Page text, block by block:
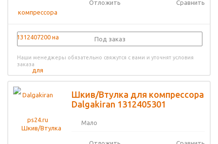
Отложить Сравнить
Под заказ
Наши менеджеры обязательно свяжутся с вами и уточнят условия
заказа
Шкив/Втулка для компрессора
Dalgakiran 1312405301
Мало